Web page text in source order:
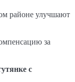
районе улучшают
за
с